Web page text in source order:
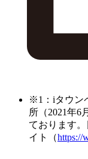
※1：iタウン
所（2021年6
ております
イト（https://